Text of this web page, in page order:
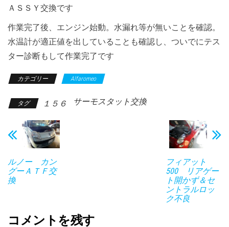
ＡＳＳＹ交換です
作業完了後、エンジン始動。水漏れ等が無いことを確認。
水温計が適正値を出していることも確認し、ついでにテス
ター診断もして作業完了です
カテゴリー Alfaromeo
タグ １５６ サーモスタット交換
ルノー カン
グーＡＴＦ交
換
フィアット
500 リアゲー
ト開かず＆セ
ントラルロッ
ク不良
コメントを残す